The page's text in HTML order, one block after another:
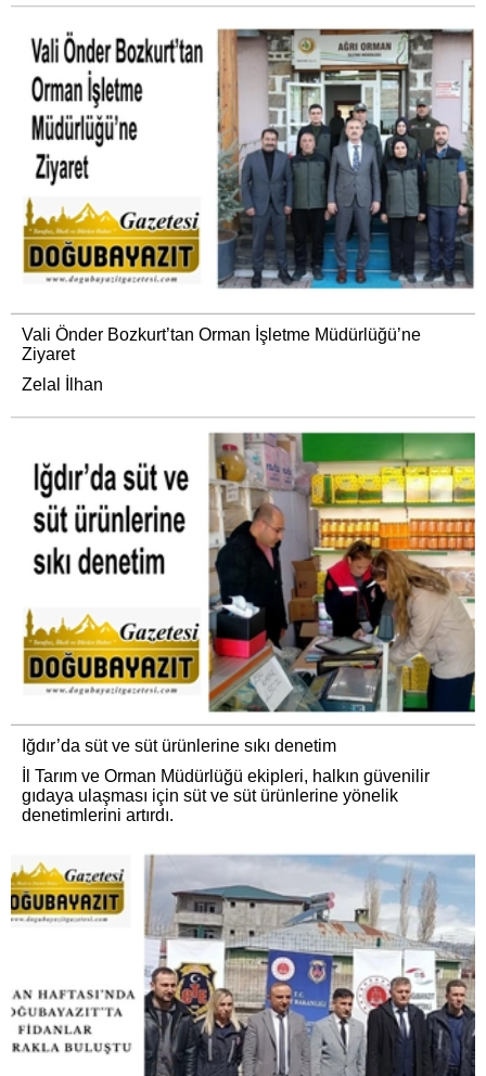
Vali Önder Bozkurt’tan Orman İşletme Müdürlüğü’ne
Ziyaret
Zelal İlhan
Iğdır’da süt ve süt ürünlerine sıkı denetim
İl Tarım ve Orman Müdürlüğü ekipleri, halkın güvenilir
gıdaya ulaşması için süt ve süt ürünlerine yönelik
denetimlerini artırdı.